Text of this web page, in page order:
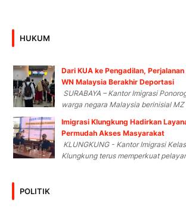
HUKUM
Dari KUA ke Pengadilan,
WN Malaysia Berakhir Deportasi
SURABAYA – Kantor Imigrasi
warga negara Malaysia berinisial MZ
Imigrasi Klungkung Hadirkan
Permudah Akses Masyarakat
KLUNGKUNG - Kantor Imigrasi
Klungkung terus memperkuat
POLITIK